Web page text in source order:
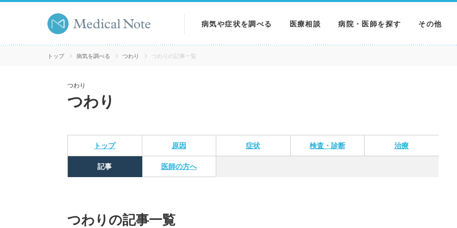
病気や症状を調べる
病気を調べる
医療相談 病院・医師を探す
病院を探す
その他
MNニュー
トップ 病気を調べる つわり つわりの記事一覧
つわり
つわり
トップ 原因 症状 検査・診断 治療
記事 医師の方へ
つわりの記事一覧